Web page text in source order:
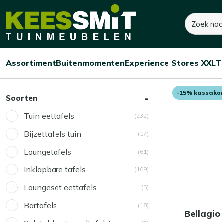
Kees
Tuinmeubelen
Zoeken
Open/sluit
Assortiment
Open/sluit
Buitenmomenten
Open/sluit
Experience Stores XXL
Kees ruimt op! Tot 60% korting
Home
441 resultaten
Soorten
Tuin eettafels (232)
Bijzettafels tuin (17)
Loungetafels (61)
Inklapbare tafels (109)
Loungeset eettafels (5)
Bartafels (18)
-15%